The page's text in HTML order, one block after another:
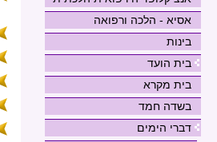
אסיא - הלכה ורפואה
בינות
בית הועד
בית מקרא
בשדה חמד
דברי הימים